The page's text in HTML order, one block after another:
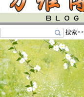
搜索>>